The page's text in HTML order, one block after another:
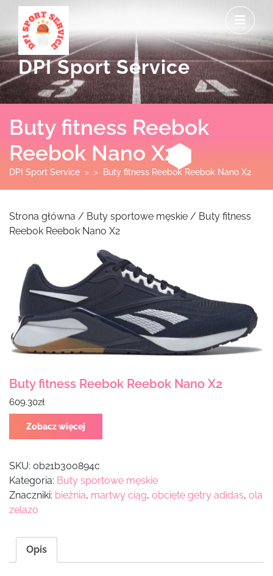
content
DPI Sport Service
Buty fitness Reebok
Reebok Nano X2
DPI Sport Service > > Buty fitness Reebok Reebok Nano X2
Strona główna / Buty sportowe męskie / Buty fitness
Reebok Reebok Nano X2
Buty fitness Reebok Reebok Nano X2
609.30zł
Zobacz więcej
SKU: 0b21b300894c
Kategoria: Buty sportowe męskie
Znaczniki: bieżnia, martwy ciąg, obcięte getry adidas, ola
zelazo
Opis